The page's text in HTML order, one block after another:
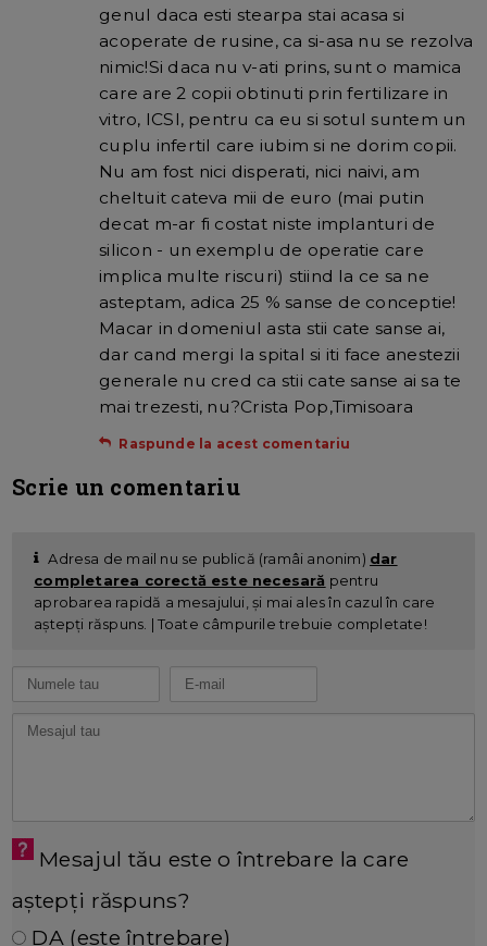
genul daca esti stearpa stai acasa si
acoperate de rusine, ca si-asa nu se rezolva
nimic!Si daca nu v-ati prins, sunt o mamica
care are 2 copii obtinuti prin fertilizare in
vitro, ICSI, pentru ca eu si sotul suntem un
cuplu infertil care iubim si ne dorim copii.
Nu am fost nici disperati, nici naivi, am
cheltuit cateva mii de euro (mai putin
decat m-ar fi costat niste implanturi de
silicon - un exemplu de operatie care
implica multe riscuri) stiind la ce sa ne
asteptam, adica 25 % sanse de conceptie!
Macar in domeniul asta stii cate sanse ai,
dar cand mergi la spital si iti face anestezii
generale nu cred ca stii cate sanse ai sa te
mai trezesti, nu?Crista Pop,Timisoara
Raspunde la acest comentariu
Scrie un comentariu
Adresa de mail nu se publică (ramâi anonim) dar
completarea corectă este necesară pentru
aprobarea rapidă a mesajului, și mai ales în cazul în care
aștepți răspuns. | Toate câmpurile trebuie completate!
Mesajul tău este o întrebare la care
aștepți răspuns?
DA (este întrebare)